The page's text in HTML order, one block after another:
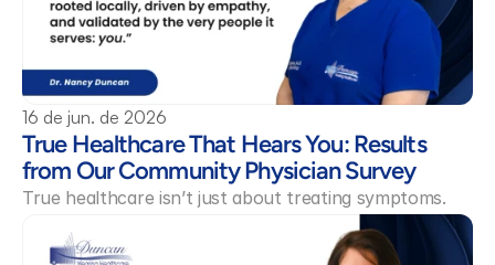
16 de jun. de 2026
True Healthcare That Hears You: Results
from Our Community Physician Survey
True healthcare isn’t just about treating symptoms.